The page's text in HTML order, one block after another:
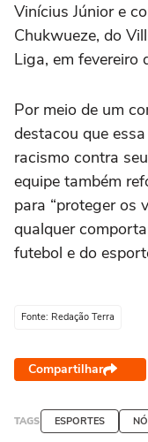
Vinícius Júnior e
Chukwueze, do
Liga, em fevereiro
Por meio de um
destacou que
racismo contra
equipe também
para “proteger os
qualquer
futebol e do
Fonte: Redação Terra
Compartilhar
TAGS ESPORTES